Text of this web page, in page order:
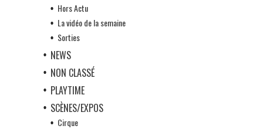
Hors Actu
La vidéo de la semaine
Sorties
NEWS
NON CLASSÉ
PLAYTIME
SCÈNES/EXPOS
Cirque